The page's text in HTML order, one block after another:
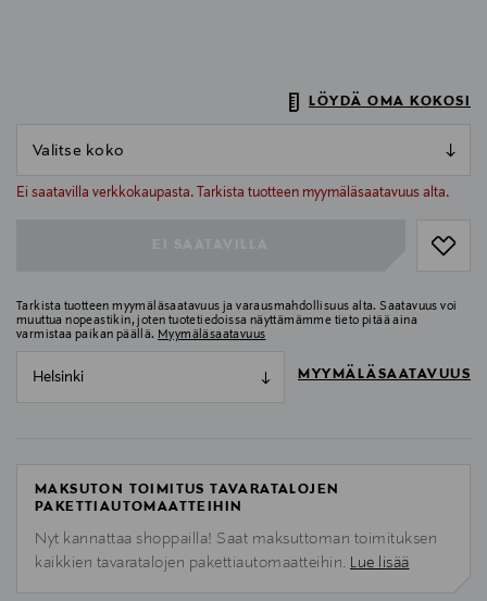
LÖYDÄ OMA KOKOSI
Ei saatavilla verkkokaupasta. Tarkista tuotteen myymäläsaatavuus alta.
null
Tarkista tuotteen myymäläsaatavuus ja varausmahdollisuus alta. Saatavuus voi
muuttua nopeastikin, joten tuotetiedoissa näyttämämme tieto pitää aina
varmistaa paikan päällä. Myymäläsaatavuus
Helsinki MYYMÄLÄSAATAVUUS
MAKSUTON TOIMITUS TAVARATALOJEN
PAKETTIAUTOMAATTEIHIN
Nyt kannattaa shoppailla! Saat maksuttoman toimituksen
kaikkien tavaratalojen pakettiautomaatteihin. Lue lisää